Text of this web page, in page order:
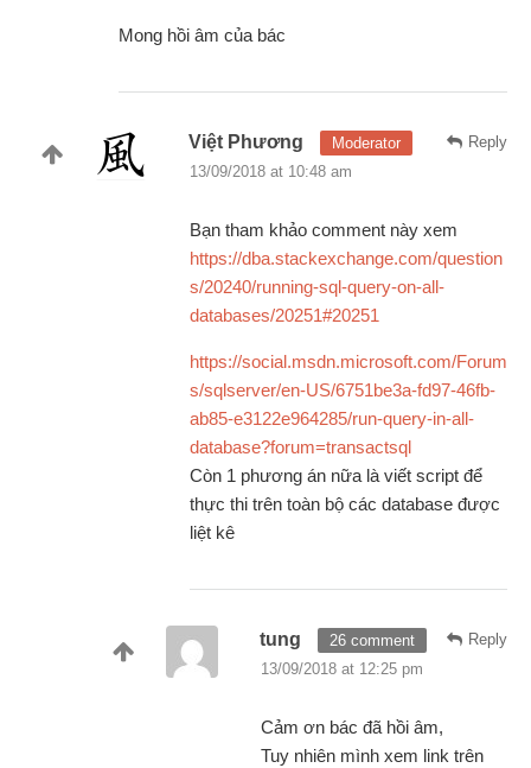
Mong hồi âm của bác
Reply
Việt Phương
Moderator
13/09/2018 at 10:48 am
Bạn tham khảo comment này xem
https://dba.stackexchange.com/question
s/20240/running-sql-query-on-all-
databases/20251#20251
https://social.msdn.microsoft.com/Forum
s/sqlserver/en-US/6751be3a-fd97-46fb-
ab85-e3122e964285/run-query-in-all-
database?forum=transactsql
Còn 1 phương án nữa là viết script để
thực thi trên toàn bộ các database được
liệt kê
Reply
tung
26 comment
13/09/2018 at 12:25 pm
Cảm ơn bác đã hồi âm,
Tuy nhiên mình xem link trên